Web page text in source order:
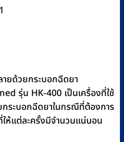
ายด้วยกระบอกฉีดยา
รุ่น HK-400 เป็นเครื่องที่ใช้
กระบอกฉีดยาในกรณีที่ต้องการ
ห้แต่ละครั้งมีจำนวนแน่นอน